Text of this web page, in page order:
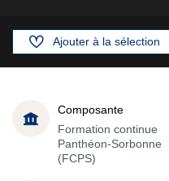
Ajouter à la sélection
Composante
Formation continue
Panthéon-Sorbonne
(FCPS)